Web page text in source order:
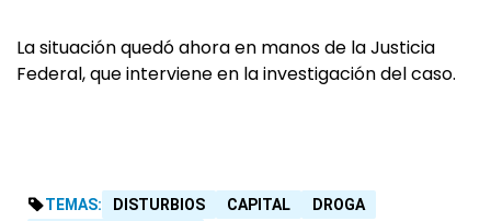
La situación quedó ahora en manos de la Justicia
Federal, que interviene en la investigación del caso.
TEMAS: DISTURBIOS CAPITAL
DROGA